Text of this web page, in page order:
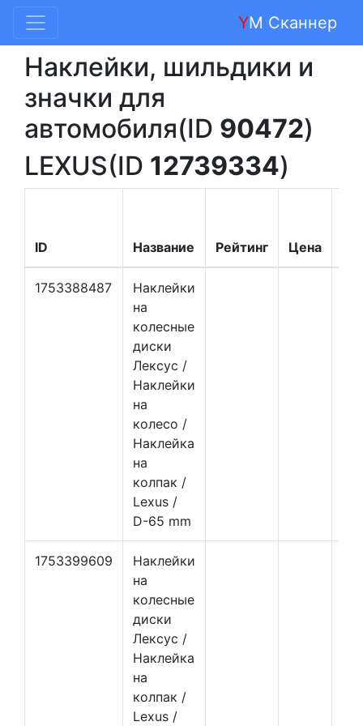
YM Сканнер
Наклейки, шильдики и
значки для
автомобиля(ID 90472)
LEXUS(ID 12739334)
ID Название Рейтинг Цена
1753388487
Наклейки
на
колесные
диски
Лексус /
Наклейки
на
колесо /
Наклейка
на
колпак /
Lexus /
D-65 mm
1753399609
Наклейки
на
колесные
диски
Лексус /
Наклейка
на
колпак /
Lexus /